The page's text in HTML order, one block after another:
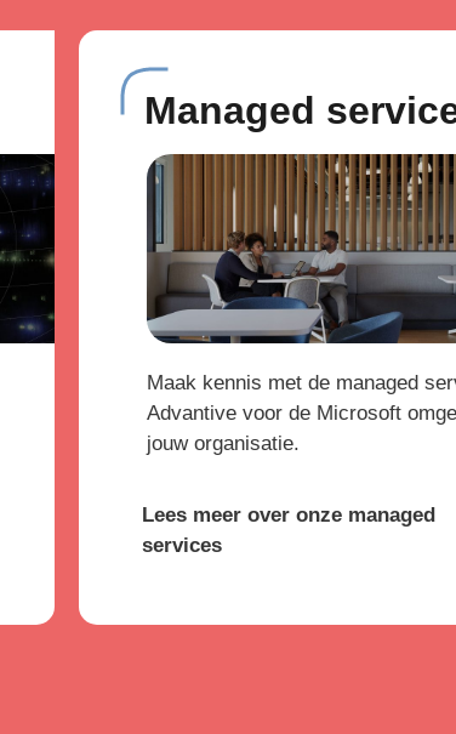
Managed
Maak kennis met de managed
Advantive voor de Microsoft
jouw organisatie.
Lees meer over onze managed
services